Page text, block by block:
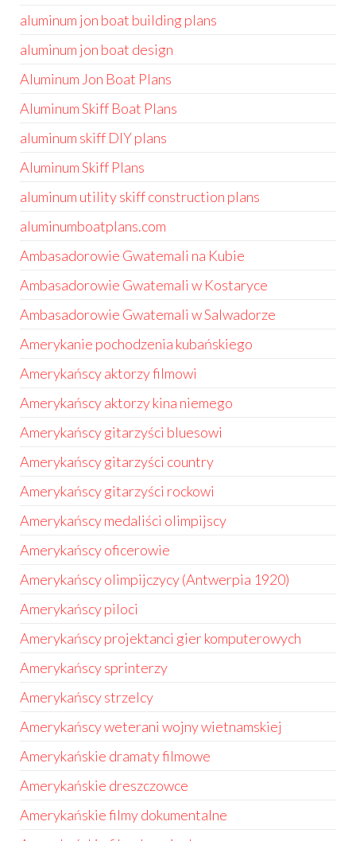
aluminum jon boat building plans
aluminum jon boat design
Aluminum Jon Boat Plans
Aluminum Skiff Boat Plans
aluminum skiff DIY plans
Aluminum Skiff Plans
aluminum utility skiff construction plans
aluminumboatplans.com
Ambasadorowie Gwatemali na Kubie
Ambasadorowie Gwatemali w Kostaryce
Ambasadorowie Gwatemali w Salwadorze
Amerykanie pochodzenia kubańskiego
Amerykańscy aktorzy filmowi
Amerykańscy aktorzy kina niemego
Amerykańscy gitarzyści bluesowi
Amerykańscy gitarzyści country
Amerykańscy gitarzyści rockowi
Amerykańscy medaliści olimpijscy
Amerykańscy oficerowie
Amerykańscy olimpijczycy (Antwerpia 1920)
Amerykańscy piloci
Amerykańscy projektanci gier komputerowych
Amerykańscy sprinterzy
Amerykańscy strzelcy
Amerykańscy weterani wojny wietnamskiej
Amerykańskie dramaty filmowe
Amerykańskie dreszczowce
Amerykańskie filmy dokumentalne